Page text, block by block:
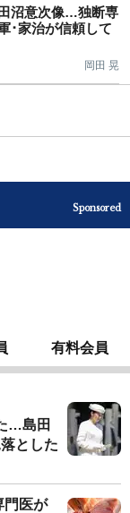
沼意次像…独断専
･家治が信頼して
岡田 晃
Sponsored
有料会員
…島田
とした
門医が